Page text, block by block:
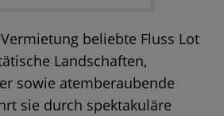
beliebte Fluss Lot
Landschaften,
sowie atemberaubende
sie durch spektakuläre